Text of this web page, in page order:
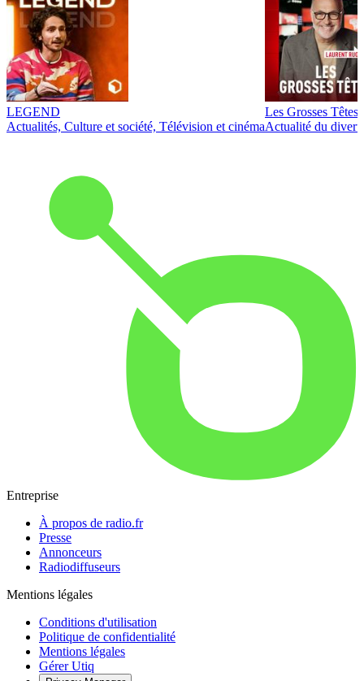
LEGEND
Actualités, Culture et société, Télévision et cinéma
Les Grosses Têtes
Actualité du
Entreprise
À propos de radio.fr
Presse
Annonceurs
Radiodiffuseurs
Mentions légales
Conditions d'utilisation
Politique de confidentialité
Mentions légales
Gérer Utiq